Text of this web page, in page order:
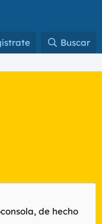
Buscar
de hecho